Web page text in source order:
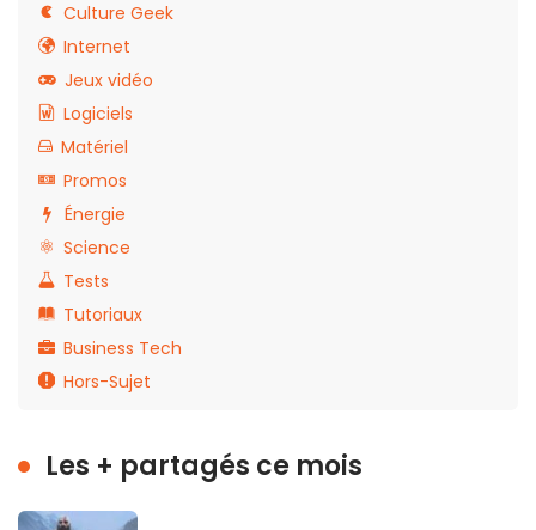
Culture Geek
Internet
Jeux vidéo
Logiciels
Matériel
Promos
Énergie
Science
Tests
Tutoriaux
Business Tech
Hors-Sujet
Les + partagés ce mois